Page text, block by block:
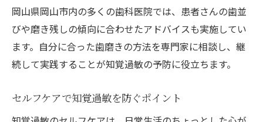
岡山県岡山市内の多くの歯科医院では、患者さんの歯並
びや磨き残しの傾向に合わせたアドバイスも実施してい
ます。自分に合った歯磨きの方法を専門家に相談し、継
続して実践することが知覚過敏の予防に役立ちます。
セルフケアで知覚過敏を防ぐポイント